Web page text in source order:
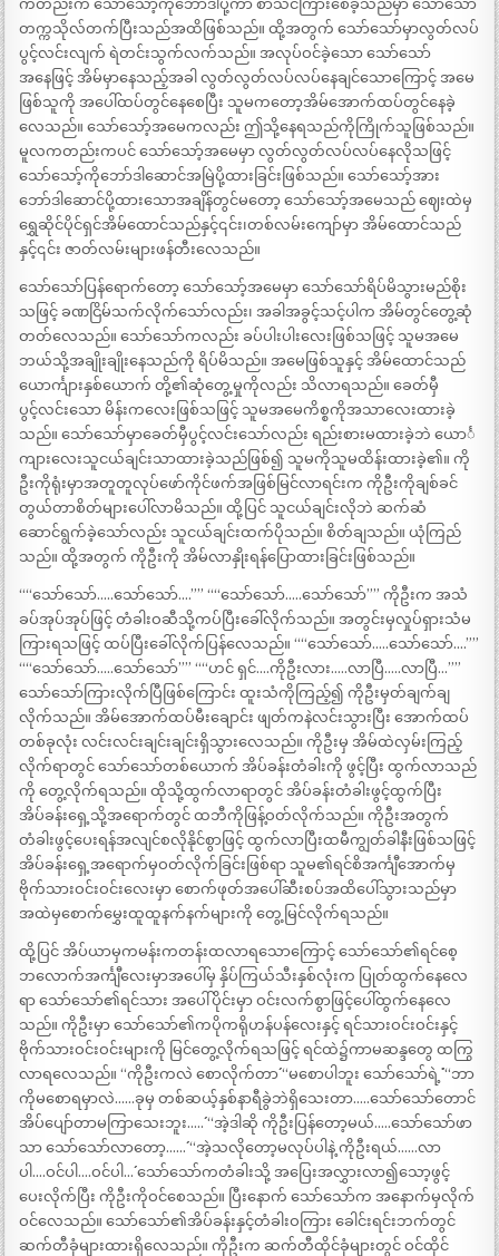
ကတည်းက သော်သော့်ကိုဘော်ဒါပို့ကာ စာသင်ကြားစေခဲ့သည်မှာ သော်သော်
တက္ကသိုလ်တက်ပြီးသည်အထိဖြစ်သည်။ ထို့အတွက် သော်သော်မှာလွတ်လပ်
ပွင့်လင်းလျက် ရဲတင်းသွက်လက်သည်။ အလုပ်ဝင်ခဲ့သော သော်သော်
အနေဖြင့် အိမ်မှာနေသည့်အခါ လွတ်လွတ်လပ်လပ်နေချင်သောကြောင့် အမေ
ဖြစ်သူကို အပေါ်ထပ်တွင်နေစေပြီး သူမကတော့အိမ်အောက်ထပ်တွင်နေခဲ့
လေသည်။ သော်သော့်အမေကလည်း ဤသို့နေရသည်ကိုကြိုက်သူဖြစ်သည်။
မူလကတည်းကပင် သော်သော့်အမေမှာ လွတ်လွတ်လပ်လပ်နေလိုသဖြင့်
သော်သော့်ကိုဘော်ဒါဆောင်အမြဲပို့ထားခြင်းဖြစ်သည်။ သော်သော့်အား
ဘော်ဒါဆောင်ပို့ထားသောအချိန်တွင်မတော့ သော်သော့်အမေသည် ဈေးထဲမှ
ရွှေဆိုင်ပိုင်ရှင်အိမ်ထောင်သည်နှင့်၎င်း၊တစ်လမ်းကျော်မှာ အိမ်ထောင်သည်
နှင့်၎င်း ဇာတ်လမ်းများဖန်တီးလေသည်။
သော်သော်ပြန်ရောက်တော့ သော်သော့်အမေမှာ သော်သော်ရိပ်မိသွားမည်စိုး
သဖြင့် ခဏငြိမ်သက်လိုက်သော်လည်း၊ အခါအခွင့်သင့်ပါက အိမ်တွင်တွေ့ဆုံ
တတ်လေသည်။ သော်သော်ကလည်း ခပ်ပါးပါးလေးဖြစ်သဖြင့် သူမအမေ
ဘယ်သို့အချိုးချိုးနေသည်ကို ရိပ်မိသည်။ အမေဖြစ်သူနှင့် အိမ်ထောင်သည်
ယောင်္ကျားနှစ်ယောက် တို့၏ဆုံတွေ့မှုကိုလည်း သိလာရသည်။ ခေတ်မှီ
ပွင့်လင်းသော မိန်းကလေးဖြစ်သဖြင့် သူမအမေကိစ္စကိုအသာလေးထားခဲ့
သည်။ သော်သော်မှာခေတ်မှီပွင့်လင်းသော်လည်း ရည်းစားမထားခဲ့ဘဲ ယောင်္
ကျားလေးသူငယ်ချင်းသာထားခဲ့သည်ဖြစ်၍ သူမကိုသူမထိန်းထားခဲ့၏။ ကို
ဦးကိုရုံးမှာအတူတူလုပ်ဖော်ကိုင်ဖက်အဖြစ်မြင်လာရင်းက ကိုဦးကိုချစ်ခင်
တွယ်တာစိတ်များပေါ်လာမိသည်။ ထို့ပြင် သူငယ်ချင်းလိုဘဲ ဆက်ဆံ
ဆောင်ရွက်ခဲ့သော်လည်း သူငယ်ချင်းထက်ပိုသည်။ စိတ်ချသည်။ ယုံကြည်
သည်။ ထို့အတွက် ကိုဦးကို အိမ်လာနှိုးရန်ပြောထားခြင်းဖြစ်သည်။
““သော်သော်…..သော်သော်….”” ““သော်သော်…..သော်သော်”” ကိုဦးက အသံ
ခပ်အုပ်အုပ်ဖြင့် တံခါးဝဆီသို့ကပ်ပြီးခေါ်လိုက်သည်။ အတွင်းမှလှုပ်ရှားသံမ
ကြားရသဖြင့် ထပ်ပြီးခေါ်လိုက်ပြန်လေသည်။ ““သော်သော်…..သော်သော်….””
““သော်သော်…..သော်သော်”” ““ဟင် ရှင်….ကိုဦးလား…..လာပြီ…..လာပြီ…””
သော်သော်ကြားလိုက်ပြီဖြစ်ကြောင်း ထူးသံကိုကြည့်၍ ကိုဦးမှတ်ချက်ချ
လိုက်သည်။ အိမ်အောက်ထပ်မီးချောင်း ဖျတ်ကနဲလင်းသွားပြီး အောက်ထပ်
တစ်ခုလုံး လင်းလင်းချင်းချင်းရှိသွားလေသည်။ ကိုဦးမှ အိမ်ထဲလှမ်းကြည့်
လိုက်ရာတွင် သော်သော်တစ်ယောက် အိပ်ခန်းတံခါးကို ဖွင့်ပြီး ထွက်လာသည်
ကို တွေ့လိုက်ရသည်။ ထိုသို့ထွက်လာရာတွင် အိပ်ခန်းတံခါးဖွင့်ထွက်ပြီး
အိပ်ခန်းရှေ့သို့အရောက်တွင် ထဘီကိုဖြန့်ဝတ်လိုက်သည်။ ကိုဦးအတွက်
တံခါးဖွင့်ပေးရန်အလျင်စလိုနိုင်စွာဖြင့် ထွက်လာပြီးထမီကျွတ်ခါနီးဖြစ်သဖြင့်
အိပ်ခန်းရှေ့အရောက်မှဝတ်လိုက်ခြင်းဖြစ်ရာ သူမ၏ရင်စိအင်္ကျီအောက်မှ
ဗိုက်သားဝင်းဝင်းလေးမှာ စောက်ဖုတ်အပေါ်ဆီးစပ်အထိပေါ်သွားသည်မှာ
အထဲမှစောက်မွှေးထူထူနက်နက်များကို တွေ့မြင်လိုက်ရသည်။
ထို့ပြင် အိပ်ယာမှကမန်းကတန်းထလာရသောကြောင့် သော်သော်၏ရင်စေ့
ဘလောက်အင်္ကျီလေးမှာအပေါ်မှ နှိပ်ကြယ်သီးနှစ်လုံးက ပြုတ်ထွက်နေလေ
ရာ သော်သော်၏ရင်သား အပေါ်ပိုင်းမှာ ဝင်းလက်စွာဖြင့်ပေါ်ထွက်နေလေ
သည်။ ကိုဦးမှာ သော်သော်၏ကပိုကရိုဟန်ပန်လေးနှင့် ရင်သားဝင်းဝင်းနှင့်
ဗိုက်သားဝင်းဝင်းများကို မြင်တွေ့လိုက်ရသဖြင့် ရင်ထဲ၌ကာမဆန္ဒတွေ ထကြွ
လာရလေသည်။ “ကိုဦးကလဲ စောလိုက်တာ´´ “မစောပါဘူး သော်သော်ရဲ့´´` “ဘာ
ကိုမစောရမှာလဲ……ခုမှ တစ်ဆယ့်နှစ်နာရီခွဲဘဲရှိသေးတာ…..သော်သော်တောင်
အိပ်ပျော်တာမကြာသေးဘူး…..´´ “အဲ့ဒါဆို ကိုဦးပြန်တော့မယ်…..သော်သော်ဖာ
သာ သော်သော်လာတော့……´´ “အဲ့သလိုတော့မလုပ်ပါနဲ့ ကိုဦးရယ်……လာ
ပါ….ဝင်ပါ….ဝင်ပါ…´´ သော်သော်ကတံခါးသို့ အပြေးအလွှားလာ၍သော့ဖွင့်
ပေးလိုက်ပြီး ကိုဦးကိုဝင်စေသည်။ ပြီးနောက် သော်သော်က အနောက်မှလိုက်
ဝင်လေသည်။ သော်သော်၏အိပ်ခန်းနှင့်တံခါးဝကြား ခေါင်းရင်းဘက်တွင်
ဆက်တီခုံများထားရှိလေသည်။ ကိုဦးက ဆက်တီထိုင်ခုံများတွင် ဝင်ထိုင်